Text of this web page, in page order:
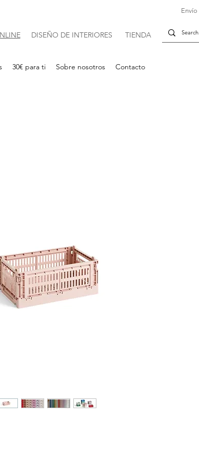
Envío
DISEÑO DE INTERIORES TIENDA
30€ para ti Sobre nosotros Contacto